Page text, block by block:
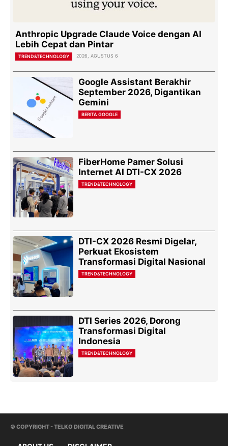
Anthropic Upgrade Claude Voice dengan AI
Lebih Cepat dan Pintar
TREND&TECHNOLOGY 2026, AGUSTUS 6
Google Assistant Berakhir
September 2026, Digantikan
Gemini
BERITA GOOGLE
FiberHome Pamer Solusi
Internet AI DTI-CX 2026
TREND&TECHNOLOGY
DTI-CX 2026 Resmi Digelar,
Perkuat Ekosistem
Transformasi Digital Nasional
TREND&TECHNOLOGY
DTI Series 2026, Dorong
Transformasi Digital
Indonesia
TREND&TECHNOLOGY
© COPYRIGHT - TELKO DIGITAL CREATIVE